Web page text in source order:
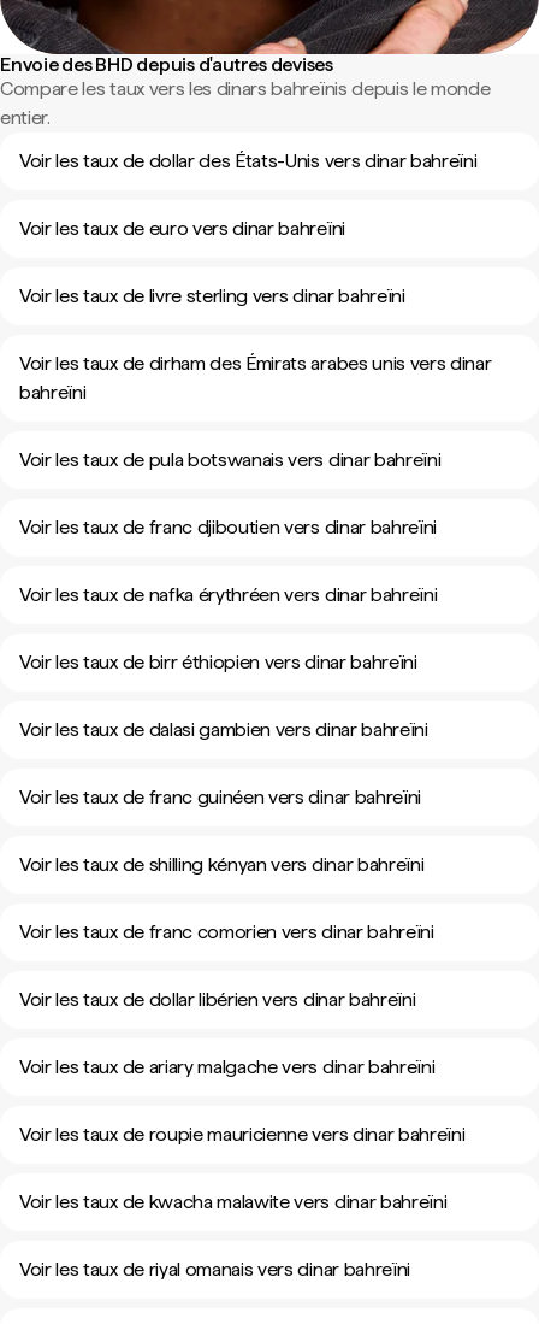
Envoie des BHD depuis d'autres devises
Compare les taux vers les dinars bahreïnis depuis le monde
entier.
Voir les taux de dollar des États-Unis vers dinar bahreïni
Voir les taux de euro vers dinar bahreïni
Voir les taux de livre sterling vers dinar bahreïni
Voir les taux de dirham des Émirats arabes unis vers dinar
bahreïni
Voir les taux de pula botswanais vers dinar bahreïni
Voir les taux de franc djiboutien vers dinar bahreïni
Voir les taux de nafka érythréen vers dinar bahreïni
Voir les taux de birr éthiopien vers dinar bahreïni
Voir les taux de dalasi gambien vers dinar bahreïni
Voir les taux de franc guinéen vers dinar bahreïni
Voir les taux de shilling kényan vers dinar bahreïni
Voir les taux de franc comorien vers dinar bahreïni
Voir les taux de dollar libérien vers dinar bahreïni
Voir les taux de ariary malgache vers dinar bahreïni
Voir les taux de roupie mauricienne vers dinar bahreïni
Voir les taux de kwacha malawite vers dinar bahreïni
Voir les taux de riyal omanais vers dinar bahreïni